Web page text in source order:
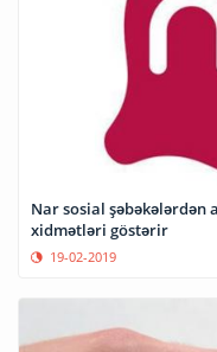
Nar sosial
xidmətləri göstərir
19-02-2019